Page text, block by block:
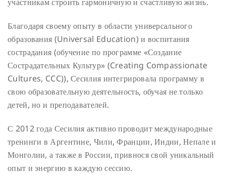
Благодаря своему опыту в области универсального
образования (Universal Education) и воспитания
сострадания (обучение по программе «Создание
Сострадательных Культур» (Creating Compassionate
Cultures, CCC)), Сесилия интегрировала программу в
свою образовательную деятельность, обучая не только
детей, но и преподавателей.
С 2012 года Сесилия активно проводит международные
тренинги в Аргентине, Чили, Франции, Индии, Непале и
Монголии, а также в России, привнося свой уникальный
опыт и энергию в каждую сессию.